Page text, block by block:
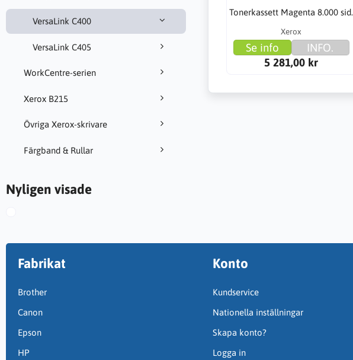
VersaLink C400
VersaLink C405
WorkCentre-serien
Xerox B215
Övriga Xerox-skrivare
Färgband & Rullar
Nyligen visade
Tonerkassett Magenta 8.000 sid.
Xerox
Se info
INFO.
5 281,00 kr
Fabrikat
Brother
Canon
Epson
HP
Konto
Kundservice
Nationella inställningar
Skapa konto?
Logga in